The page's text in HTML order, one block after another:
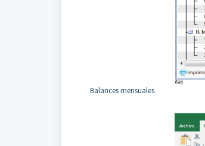
Balances mensuales